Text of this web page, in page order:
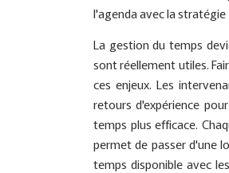
l'agenda avec la stratégie
La gestion du temps
sont réellement utiles.
ces enjeux. Les
retours d'expérience
temps plus efficace.
permet de passer d'une
temps disponible avec